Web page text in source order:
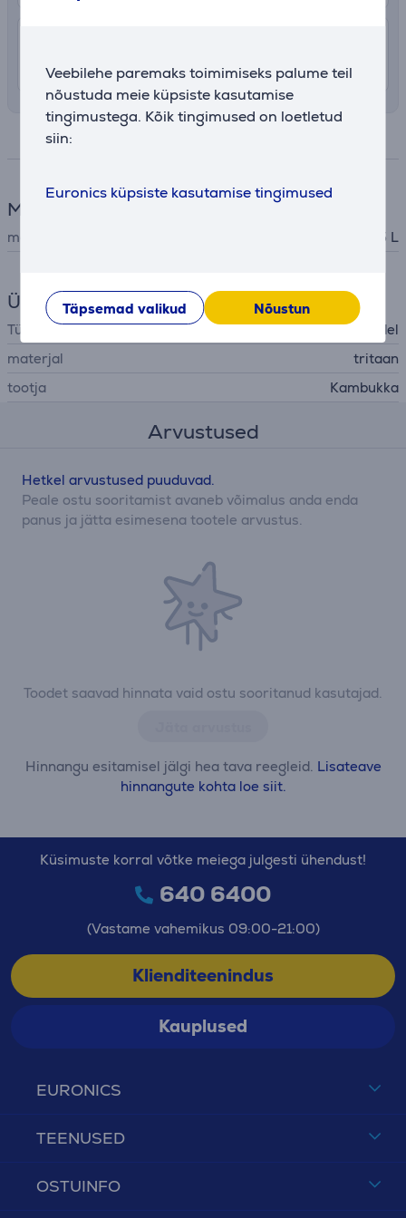
Veebilehe paremaks toimimiseks palume teil
nõustuda meie küpsiste kasutamise
tingimustega. Kõik tingimused on loetletud
siin:
Euronics küpsiste kasutamise tingimused
Täpsemad valikud Nõustun
7. - 10. august
Mõõtmed
maht 0,75 L
Üldine parameeter
Tüüp
veepudel
materjal
tritaan
tootja
Kambukka
Arvustused
Toodet saavad hinnata vaid ostu sooritanud kasutajad.
Hinnangu esitamisel jälgi hea tava reegleid. Lisateave
hinnangute kohta loe siit.
Hetkel arvustused puuduvad.
Peale ostu sooritamist avaneb võimalus anda enda
panus ja jätta esimesena tootele arvustus.
EURONICS
TEENUSED
OSTUINFO
Küsimuste korral võtke meiega julgesti ühendust!
640 6400
(Vastame vahemikus 09:00-21:00)
Klienditeenindus
Kauplused